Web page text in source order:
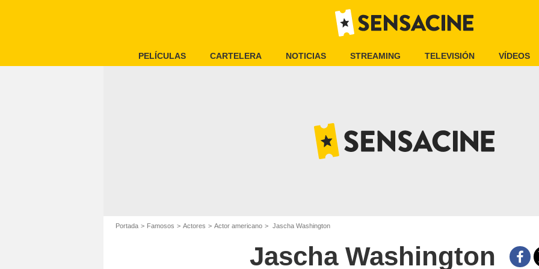
PELÍCULAS CARTELERA NOTICIAS STREAMING TELEVISIÓN VÍDEOS
Portada Famosos Actores Actor americano Jascha Washington
Jascha Washington